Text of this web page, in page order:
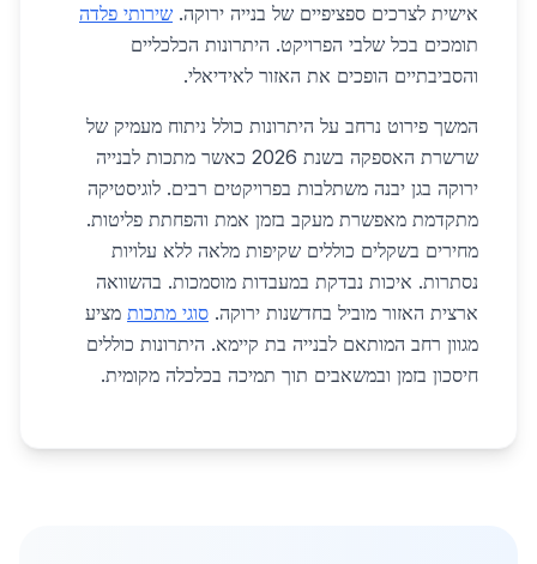
אישית לצרכים ספציפיים של בנייה ירוקה. שירותי פלדה
תומכים בכל שלבי הפרויקט. היתרונות הכלכליים
והסביבתיים הופכים את האזור לאידיאלי.
המשך פירוט נרחב על היתרונות כולל ניתוח מעמיק של
שרשרת האספקה בשנת 2026 כאשר מתכות לבנייה
ירוקה בגן יבנה משתלבות בפרויקטים רבים. לוגיסטיקה
מתקדמת מאפשרת מעקב בזמן אמת והפחתת פליטות.
מחירים בשקלים כוללים שקיפות מלאה ללא עלויות
נסתרות. איכות נבדקת במעבדות מוסמכות. בהשוואה
ארצית האזור מוביל בחדשנות ירוקה. סוגי מתכות מציע
מגוון רחב המותאם לבנייה בת קיימא. היתרונות כוללים
חיסכון בזמן ובמשאבים תוך תמיכה בכלכלה מקומית.